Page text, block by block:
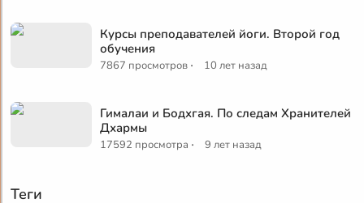
Курсы преподавателей йоги. Второй год
обучения
7867 просмотров · 10 лет назад
Гималаи и Бодхгая. По следам Хранителей
Дхармы
17592 просмотра · 9 лет назад
Теги